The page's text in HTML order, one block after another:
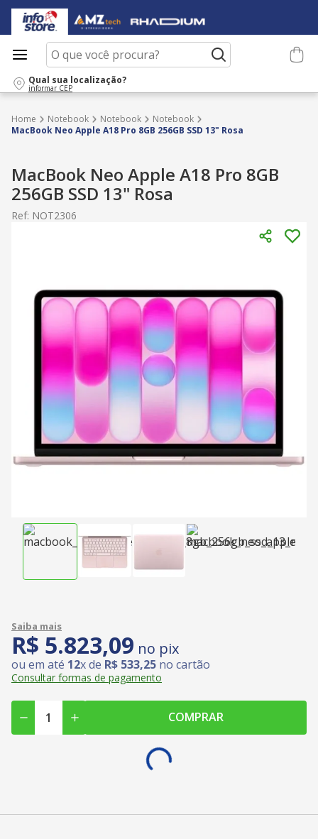
O que você procura?
Qual sua localização?
informar CEP
Notebook Notebook
Notebook
MacBook Neo Apple A18 Pro 8GB 256GB SSD 13" Rosa
MacBook Neo Apple A18 Pro 8GB
256GB SSD 13" Rosa
Ref: NOT2306
R$ 5.823,09 no pix
ou em até 12x de R$ 533,25 no cartão
Consultar formas de pagamento
COMPRAR